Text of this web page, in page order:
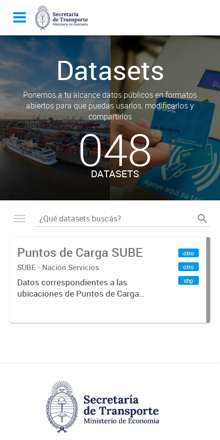
Datasets
Ponemos a tu alcance datos públicos en formatos
abiertos para que puedas usarlos, modificarlos y
compartirlos
048
DATASETS
Puntos de Carga SUBE
SUBE - Nación Servicios
Datos correspondientes a las
ubicaciones de Puntos de Carga
otro
otro
shp